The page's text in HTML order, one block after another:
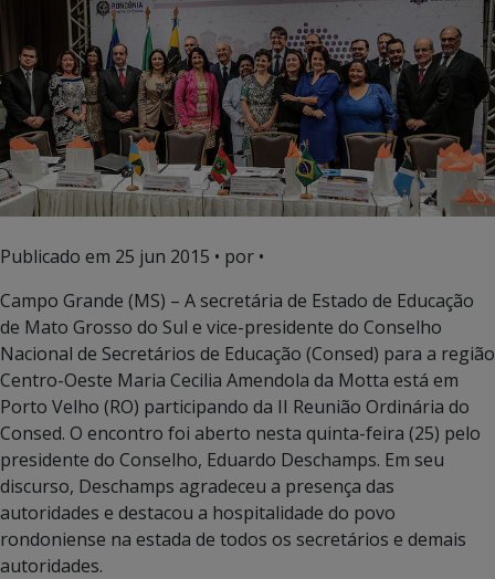
Publicado em 25 jun 2015 • por •
Campo Grande (MS) – A secretária de Estado de Educação
de Mato Grosso do Sul e vice-presidente do Conselho
Nacional de Secretários de Educação (Consed) para a região
Centro-Oeste Maria Cecilia Amendola da Motta está em
Porto Velho (RO) participando da II Reunião Ordinária do
Consed. O encontro foi aberto nesta quinta-feira (25) pelo
presidente do Conselho, Eduardo Deschamps. Em seu
discurso, Deschamps agradeceu a presença das
autoridades e destacou a hospitalidade do povo
rondoniense na estada de todos os secretários e demais
autoridades.